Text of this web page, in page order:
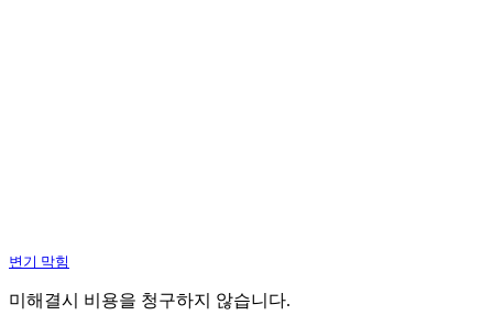
변기 막힘
미해결시 비용을 청구하지 않습니다.